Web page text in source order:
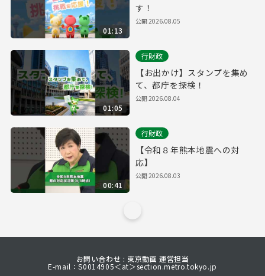
01:13
す！
公開2026.08.05
01:05
行財政
【お出かけ】スタンプを集め
て、都庁を探検！
公開2026.08.04
00:41
行財政
【令和８年熊本地震への対
応】
公開2026.08.03
お問い合わせ : 東京動画 運営担当
E-mail：S0014905＜at＞section.metro.tokyo.jp